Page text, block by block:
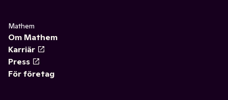
Mathem
Om Mathem
Karriär
Press
För företag